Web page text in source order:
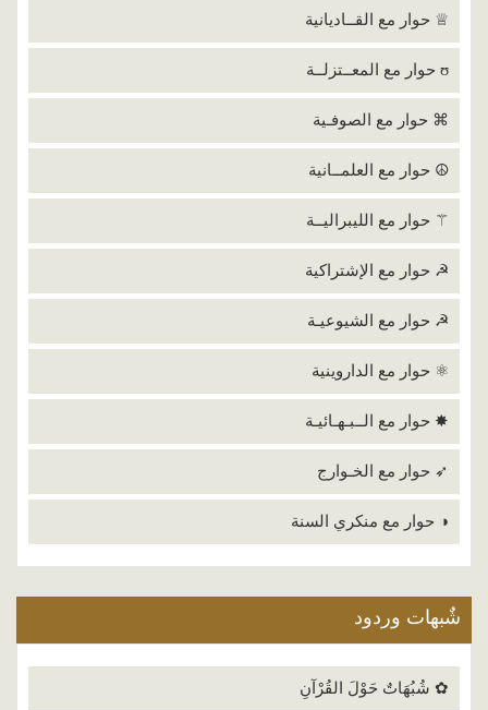
♕ حوار مع القــاديانية
ʊ حوار مع المعــتزلــة
⌘ حوار مع الصوفـية
☮ حوار مع العلمــانية
⚚ حوار مع الليبراليــة
☭ حوار مع الإشتراكية
☭ حوار مع الشيوعيـة
⚛ حوار مع الداروينية
✸ حوار مع الــبـهـائيـة
➶ حوار مع الخـوارج
◑ حوار مع منكري السنة
شٌبهات وردود
✿ شُبُهَاتٌ حَوْلَ القُرْآنِ